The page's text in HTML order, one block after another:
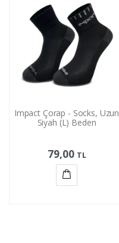
Impact Çorap - Socks, Uzun
Siyah (L) Beden
79,00 TL